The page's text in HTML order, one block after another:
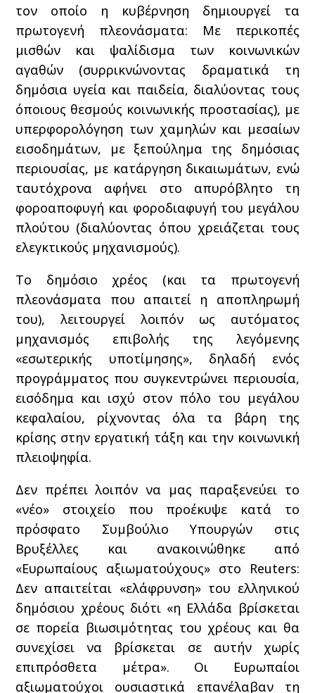
τον οποίο η κυβέρνηση δημιουργεί τα
πρωτογενή πλεονάσματα: Με περικοπές
μισθών και ψαλίδισμα των κοινωνικών
αγαθών (συρρικνώνοντας δραματικά τη
δημόσια υγεία και παιδεία, διαλύοντας τους
όποιους θεσμούς κοινωνικής προστασίας), με
υπερφορολόγηση των χαμηλών και μεσαίων
εισοδημάτων, με ξεπούλημα της δημόσιας
περιουσίας, με κατάργηση δικαιωμάτων, ενώ
ταυτόχρονα αφήνει στο απυρόβλητο τη
φοροαποφυγή και φοροδιαφυγή του μεγάλου
πλούτου (διαλύοντας όπου χρειάζεται τους
ελεγκτικούς μηχανισμούς).
Το δημόσιο χρέος (και τα πρωτογενή
πλεονάσματα που απαιτεί η αποπληρωμή
του), λειτουργεί λοιπόν ως αυτόματος
μηχανισμός επιβολής της λεγόμενης
«εσωτερικής υποτίμησης», δηλαδή ενός
προγράμματος που συγκεντρώνει περιουσία,
εισόδημα και ισχύ στον πόλο του μεγάλου
κεφαλαίου, ρίχνοντας όλα τα βάρη της
κρίσης στην εργατική τάξη και την κοινωνική
πλειοψηφία.
Δεν πρέπει λοιπόν να μας παραξενεύει το
«νέο» στοιχείο που προέκυψε κατά το
πρόσφατο Συμβούλιο Υπουργών στις
Βρυξέλλες και ανακοινώθηκε από
«Ευρωπαίους αξιωματούχους» στο Reuters:
Δεν απαιτείται «ελάφρυνση» του ελληνικού
δημόσιου χρέους διότι «η Ελλάδα βρίσκεται
σε πορεία βιωσιμότητας του χρέους και θα
συνεχίσει να βρίσκεται σε αυτήν χωρίς
επιπρόσθετα μέτρα». Οι Ευρωπαίοι
αξιωματούχοι ουσιαστικά επανέλαβαν τη